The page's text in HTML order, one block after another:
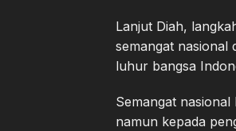
Lanjut Diah,
semangat nasional
luhur bangsa
Semangat
namun kepada